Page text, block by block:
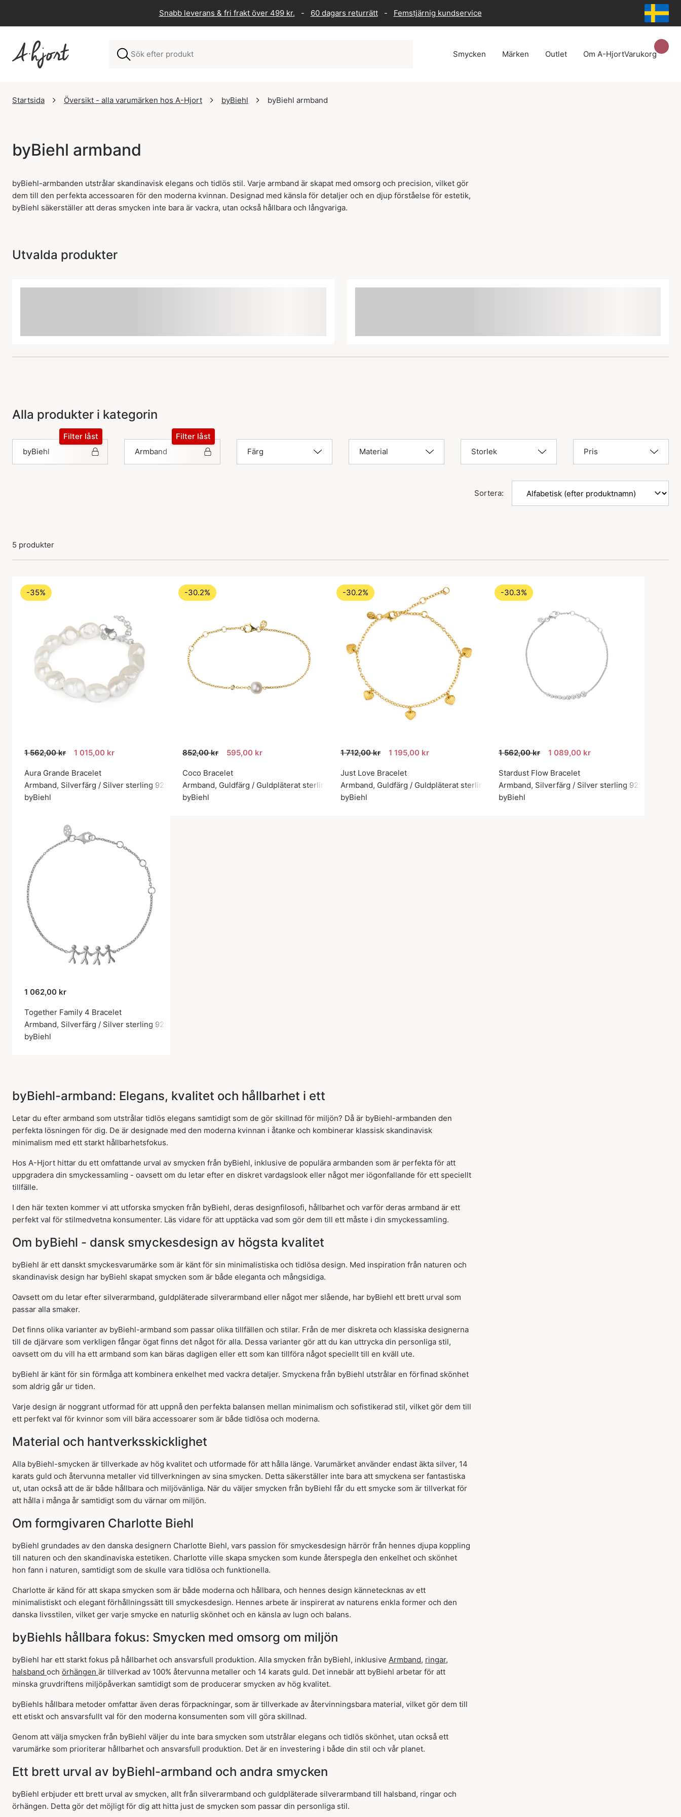
Snabb leverans & fri frakt över 499 kr. - 60 dagars returrätt - Femstjärnig kundservice
Smycken Märken Outlet Om A-HjortVarukorg
Startsida Översikt - alla varumärken hos A-Hjort byBiehl byBiehl armband
byBiehl armband
byBiehl-armbanden utstrålar skandinavisk elegans och tidlös stil. Varje armband är skapat med omsorg och precision, vilket gör
dem till den perfekta accessoaren för den moderna kvinnan. Designad med känsla för detaljer och en djup förståelse för estetik,
byBiehl säkerställer att deras smycken inte bara är vackra, utan också hållbara och långvariga.
Utvalda produkter
Alla produkter i kategorin
byBiehl
Filter låst
Armband
Filter låst
Färg
Material Storlek Pris
Sortera:
5 produkter
-35%
1 562,00 kr 1 015,00 kr
Aura Grande Bracelet
Armband, Silverfärg / Silver sterling 925
byBiehl
-30.2%
852,00 kr 595,00 kr
Coco Bracelet
Armband, Guldfärg / Guldpläterat sterlingsilver 925
byBiehl
-30.2%
1 712,00 kr 1 195,00 kr
Just Love Bracelet
Armband, Guldfärg / Guldpläterat sterlingsilver 925
byBiehl
-30.3%
1 562,00 kr 1 089,00 kr
Stardust Flow Bracelet
Armband, Silverfärg / Silver sterling 925
byBiehl
1 062,00 kr
Together Family 4 Bracelet
Armband, Silverfärg / Silver sterling 925
byBiehl
byBiehl-armband: Elegans, kvalitet och hållbarhet i ett
Letar du efter armband som utstrålar tidlös elegans samtidigt som de gör skillnad för miljön? Då är byBiehl-armbanden den
perfekta lösningen för dig. De är designade med den moderna kvinnan i åtanke och kombinerar klassisk skandinavisk
minimalism med ett starkt hållbarhetsfokus.
Hos A-Hjort hittar du ett omfattande urval av smycken från byBiehl, inklusive de populära armbanden som är perfekta för att
uppgradera din smyckessamling - oavsett om du letar efter en diskret vardagslook eller något mer iögonfallande för ett speciellt
tillfälle.
I den här texten kommer vi att utforska smycken från byBiehl, deras designfilosofi, hållbarhet och varför deras armband är ett
perfekt val för stilmedvetna konsumenter. Läs vidare för att upptäcka vad som gör dem till ett måste i din smyckessamling.
Om byBiehl - dansk smyckesdesign av högsta kvalitet
byBiehl är ett danskt smyckesvarumärke som är känt för sin minimalistiska och tidlösa design. Med inspiration från naturen och
skandinavisk design har byBiehl skapat smycken som är både eleganta och mångsidiga.
Oavsett om du letar efter silverarmband, guldpläterade silverarmband eller något mer slående, har byBiehl ett brett urval som
passar alla smaker.
Det finns olika varianter av byBiehl-armband som passar olika tillfällen och stilar. Från de mer diskreta och klassiska designerna
till de djärvare som verkligen fångar ögat finns det något för alla. Dessa varianter gör att du kan uttrycka din personliga stil,
oavsett om du vill ha ett armband som kan bäras dagligen eller ett som kan tillföra något speciellt till en kväll ute.
byBiehl är känt för sin förmåga att kombinera enkelhet med vackra detaljer. Smyckena från byBiehl utstrålar en förfinad skönhet
som aldrig går ur tiden.
Varje design är noggrant utformad för att uppnå den perfekta balansen mellan minimalism och sofistikerad stil, vilket gör dem till
ett perfekt val för kvinnor som vill bära accessoarer som är både tidlösa och moderna.
Material och hantverksskicklighet
Alla byBiehl-smycken är tillverkade av hög kvalitet och utformade för att hålla länge. Varumärket använder endast äkta silver, 14
karats guld och återvunna metaller vid tillverkningen av sina smycken. Detta säkerställer inte bara att smyckena ser fantastiska
ut, utan också att de är både hållbara och miljövänliga. När du väljer smycken från byBiehl får du ett smycke som är tillverkat för
att hålla i många år samtidigt som du värnar om miljön.
Om formgivaren Charlotte Biehl
byBiehl grundades av den danska designern Charlotte Biehl, vars passion för smyckesdesign härrör från hennes djupa koppling
till naturen och den skandinaviska estetiken. Charlotte ville skapa smycken som kunde återspegla den enkelhet och skönhet
hon fann i naturen, samtidigt som de skulle vara tidlösa och funktionella.
Charlotte är känd för att skapa smycken som är både moderna och hållbara, och hennes design kännetecknas av ett
minimalistiskt och elegant förhållningssätt till smyckesdesign. Hennes arbete är inspirerat av naturens enkla former och den
danska livsstilen, vilket ger varje smycke en naturlig skönhet och en känsla av lugn och balans.
byBiehls hållbara fokus: Smycken med omsorg om miljön
byBiehl har ett starkt fokus på hållbarhet och ansvarsfull produktion. Alla smycken från byBiehl, inklusive Armband, ringar,
halsband och örhängen är tillverkad av 100% återvunna metaller och 14 karats guld. Det innebär att byBiehl arbetar för att
minska gruvdriftens miljöpåverkan samtidigt som de producerar smycken av hög kvalitet.
byBiehls hållbara metoder omfattar även deras förpackningar, som är tillverkade av återvinningsbara material, vilket gör dem till
ett etiskt och ansvarsfullt val för den moderna konsumenten som vill göra skillnad.
Genom att välja smycken från byBiehl väljer du inte bara smycken som utstrålar elegans och tidlös skönhet, utan också ett
varumärke som prioriterar hållbarhet och ansvarsfull produktion. Det är en investering i både din stil och vår planet.
Ett brett urval av byBiehl-armband och andra smycken
byBiehl erbjuder ett brett urval av smycken, allt från silverarmband och guldpläterade silverarmband till halsband, ringar och
örhängen. Detta gör det möjligt för dig att hitta just de smycken som passar din personliga stil.